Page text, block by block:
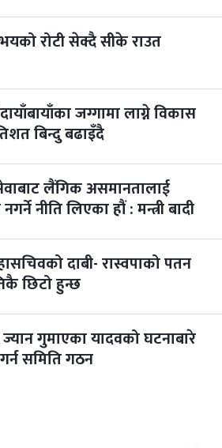
रोटी सेक्दै सीके राउत
जग्गामा लाग्ने विकास
बिन्दु बढाइँदै
लैंगिक असमानतालाई
नगर्ने नीति लिएका हौं : मन्त्री बादी
दाबी- रास्वपाको पतन
छिटो हुन्छ
ज्यान गुमाएका यादवको घटनाबारे
समिति गठन